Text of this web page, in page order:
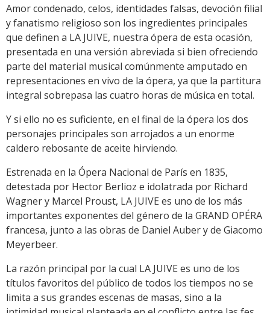
Link
Amor condenado, celos, identidades falsas, devoción filial
y fanatismo religioso son los ingredientes principales
que definen a LA JUIVE, nuestra ópera de esta ocasión,
presentada en una versión abreviada si bien ofreciendo
parte del material musical comúnmente amputado en
representaciones en vivo de la ópera, ya que la partitura
integral sobrepasa las cuatro horas de música en total.
Y si ello no es suficiente, en el final de la ópera los dos
personajes principales son arrojados a un enorme
caldero rebosante de aceite hirviendo.
Estrenada en la Ópera Nacional de París en 1835,
detestada por Hector Berlioz e idolatrada por Richard
Wagner y Marcel Proust, LA JUIVE es uno de los más
importantes exponentes del género de la GRAND OPÉRA
francesa, junto a las obras de Daniel Auber y de Giacomo
Meyerbeer.
La razón principal por la cual LA JUIVE es uno de los
títulos favoritos del público de todos los tiempos no se
limita a sus grandes escenas de masas, sino a la